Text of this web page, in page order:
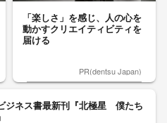
「楽しさ」を感じ、人の心を
動かすクリエイティビティを
届ける
PR(dentsu Japan)
ジネス書最新刊『北極星 僕たち